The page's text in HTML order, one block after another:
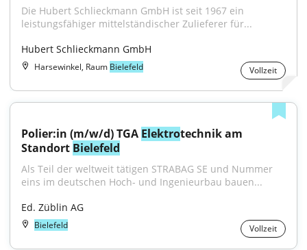
Die Hubert Schlieckmann GmbH ist seit 1967 ein
leistungsfähiger mittelständischer Zulieferer für...
Hubert Schlieckmann GmbH
Harsewinkel, Raum Bielefeld Vollzeit
Polier:in (m/w/d) TGA Elektrotechnik am
Standort Bielefeld
Als Teil der weltweit tätigen STRABAG SE und Nummer
eins im deutschen Hoch- und Ingenieurbau bauen...
Ed. Züblin AG
Bielefeld Vollzeit